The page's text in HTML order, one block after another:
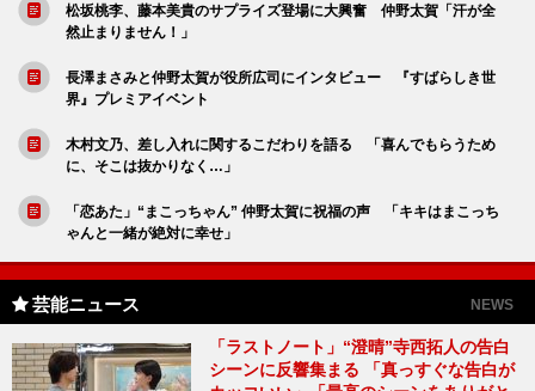
松坂桃李、藤本美貴のサプライズ登場に大興奮 仲野太賀「汗が全
然止まりません！」
長澤まさみと仲野太賀が役所広司にインタビュー 『すばらしき世
界』プレミアイベント
木村文乃、差し入れに関するこだわりを語る 「喜んでもらうため
に、そこは抜かりなく…」
「恋あた」“まこっちゃん” 仲野太賀に祝福の声 「キキはまこっち
ゃんと一緒が絶対に幸せ」
芸能ニュース NEWS
「ラストノート」“澄晴”寺西拓人の告白
シーンに反響集まる 「真っすぐな告白が